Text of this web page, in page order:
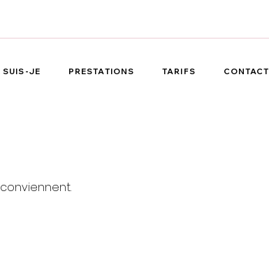
SUIS-JE PRESTATIONS TARIFS CONTACT